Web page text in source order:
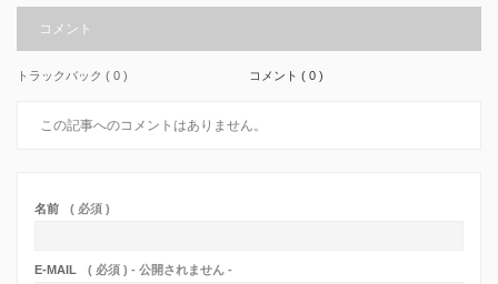
コメント
トラックバック ( 0 ) コメント ( 0 )
この記事へのコメントはありません。
名前 ( 必須 )
E-MAIL ( 必須 ) - 公開されません -